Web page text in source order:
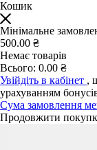
Кошик
Мінімальне
500.00 ₴
Немає товарів
Всього: 0.00 ₴
Увійдіть в кабінет ,
урахуванням
Сума замовлення
Продовжити